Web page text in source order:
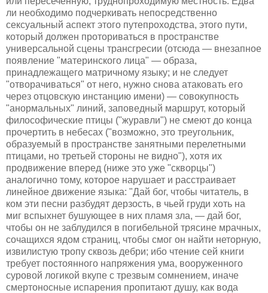
ли необходимо подчеркивать непосредственно
сексуальный аспект этого путепроходства, этого пути,
который должен проториваться в пространстве
универсальной сцены трансгресии (отсюда — внезапное
появление "материнского лица" — образа,
принадлежащего матричному языку; и не следует
"отворачиваться" от него, нужно снова атаковать его
через отцовскую инстанцию имени) — совокупность
"анормальных" линий, заповедный маршрут, который
философические птицы ("журавли") не смеют до конца
прочертить в небесах ("возможно, это треугольник,
образуемый в пространстве занятными перелетными
птицами, но третьей стороны не видно"), хотя их
продвижение вперед (ниже это уже "скворцы")
аналогично тому, которое нарушает и расстраивает
линейное движение языка: "Дай бог, чтобы читатель, в
ком эти песни разбудят дерзость, в чьей груди хоть на
миг вспыхнет бушующее в них пламя зла, — дай бог,
чтобы он не заблудился в погибельной трясине мрачных,
сочащихся ядом страниц, чтобы смог он найти неторную,
извилистую тропу сквозь дебри; ибо чтение сей книги
требует постоянного напряжения ума, вооруженного
суровой логикой вкупе с трезвым сомнением, иначе
смертоносные испарения пропитают душу, как вода